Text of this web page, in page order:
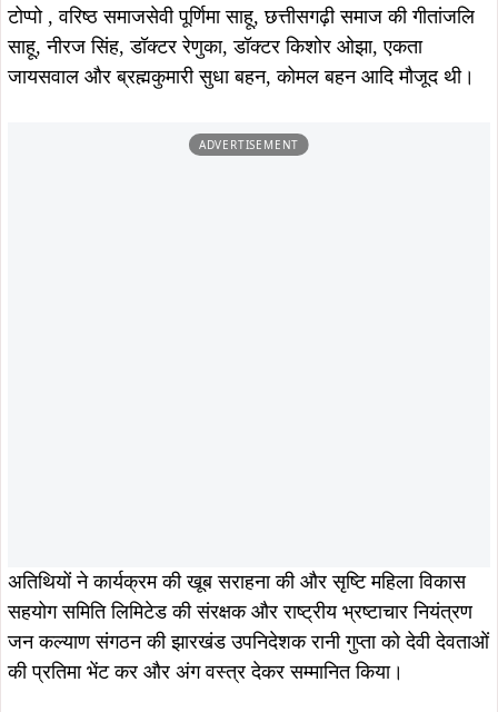
टोप्पो , वरिष्ठ समाजसेवी पूर्णिमा साहू, छत्तीसगढ़ी समाज की गीतांजलि
साहू, नीरज सिंह, डॉक्टर रेणुका, डॉक्टर किशोर ओझा, एकता
जायसवाल और ब्रह्मकुमारी सुधा बहन, कोमल बहन आदि मौजूद थी।
ADVERTISEMENT
अतिथियों ने कार्यक्रम की खूब सराहना की और सृष्टि महिला विकास
सहयोग समिति लिमिटेड की संरक्षक और राष्ट्रीय भ्रष्टाचार नियंत्रण
जन कल्याण संगठन की झारखंड उपनिदेशक रानी गुप्ता को देवी देवताओं
की प्रतिमा भेंट कर और अंग वस्त्र देकर सम्मानित किया।